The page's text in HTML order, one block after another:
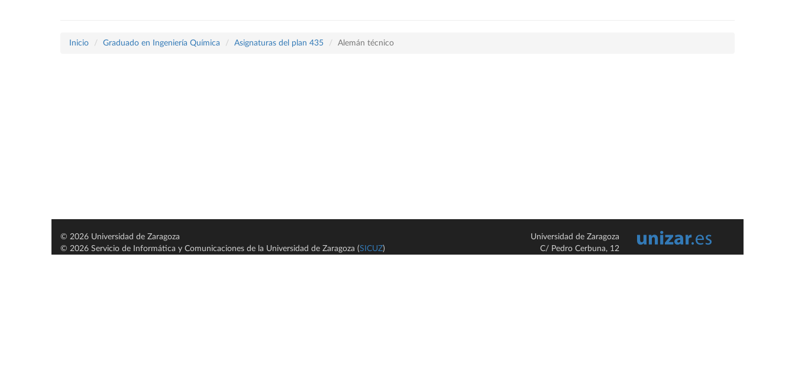
Inicio Graduado en Ingeniería Química Asignaturas del plan 435 Alemán técnico
© 2026 Universidad de Zaragoza
© 2026 Servicio de Informática y Comunicaciones de la Universidad de Zaragoza (SICUZ)
Universidad de Zaragoza
C/ Pedro Cerbuna, 12